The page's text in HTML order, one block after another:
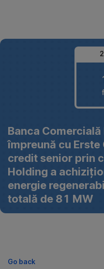
15
februarie
2023
Banca
împreună cu
credit senior prin
Holding a
energie
totală de 81 MW
Go back